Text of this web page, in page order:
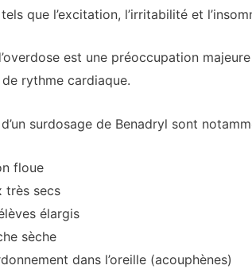
que l’excitation, l’irritabilité et
est une préoccupation
rythme cardiaque.
surdosage de Benadryl sont
floue
très secs
élargis
sèche
dans l’oreille (acouphènes)